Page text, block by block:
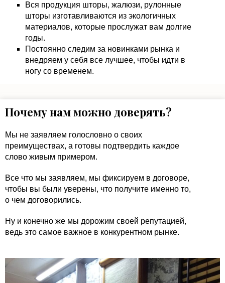
Вся продукция шторы, жалюзи, рулонные
шторы изготавливаются из экологичных
материалов, которые прослужат вам долгие
годы.
Постоянно следим за новинками рынка и
внедряем у себя все лучшее, чтобы идти в
ногу со временем.
Почему нам можно доверять?
Мы не заявляем голословно о своих
преимуществах, а готовы подтвердить каждое
слово живым примером.
Все что мы заявляем, мы фиксируем в договоре,
чтобы вы были уверены, что получите именно то,
о чем договорились.
Ну и конечно же мы дорожим своей репутацией,
ведь это самое важное в конкурентном рынке.